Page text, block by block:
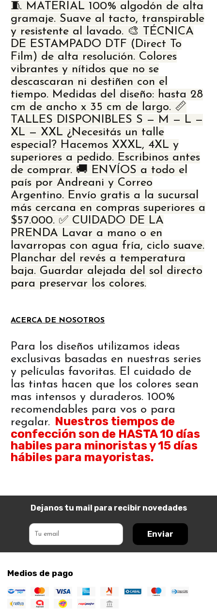
🧵 MATERIAL 100% algodón de alta
gramaje. Suave al tacto, transpirable
y resistente al lavado. 🎨 TÉCNICA
DE ESTAMPADO DTF (Direct To
Film) de alta resolución. Colores
vibrantes y nítidos que no se
descascaran ni destiñen con el
tiempo. Medidas del diseño: hasta 28
cm de ancho x 35 cm de largo. 📏
TALLES DISPONIBLES S — M — L —
XL — XXL ¿Necesitás un talle
especial? Hacemos XXXL, 4XL y
superiores a pedido. Escribinos antes
de comprar. 🚚 ENVÍOS a todo el
país por Andreani y Correo
Argentino. Envío gratis a la sucursal
más cercana en compras superiores a
$57.000. ✅ CUIDADO DE LA
PRENDA Lavar a mano o en
lavarropas con agua fría, ciclo suave.
Planchar del revés a temperatura
baja. Guardar alejada del sol directo
para preservar los colores.
ACERCA DE NOSOTROS
Para los diseños utilizamos ideas
exclusivas basadas en nuestras series
y películas favoritas. El cuidado de
las tintas hacen que los colores sean
mas intensos y duraderos. 100%
recomendables para vos o para
regalar. Nuestros tiempos de
confección son de HASTA 10 días
habiles para minoristas y 15 días
hábiles para mayoristas.
Dejanos tu mail para recibir novedades
Enviar
Medios de pago